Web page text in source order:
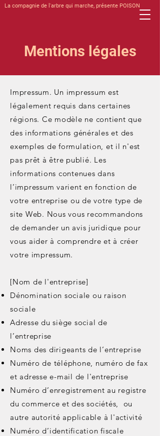
La compagnie de l'arbre qui marche, présente POISON
Mentions légales
Impressum. Un impressum est
légalement requis dans certaines
régions. Ce modèle ne contient que
des informations générales et des
exemples de formulation, et il n'est
pas prêt à être publié. Les
informations contenues dans
l’impressum varient en fonction de
votre entreprise ou de votre type de
site Web. Nous vous recommandons
de demander un avis juridique pour
vous aider à comprendre et à créer
votre impressum.
[Nom de l'entreprise]
Dénomination sociale ou raison
sociale
Adresse du siège social de
l’entreprise
Noms des dirigeants de l’entreprise
Numéro de téléphone, numéro de fax
et adresse e-mail de l'entreprise
Numéro d’enregistrement au registre
du commerce et des sociétés, ou
autre autorité applicable à l'activité
Numéro d’identification fiscale